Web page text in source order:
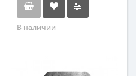
В наличии